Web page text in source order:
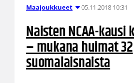
Maajoukkueet 05.11.2018 10:31
Naisten NCAA-
– mukana huimat 32
suomalaisnaista